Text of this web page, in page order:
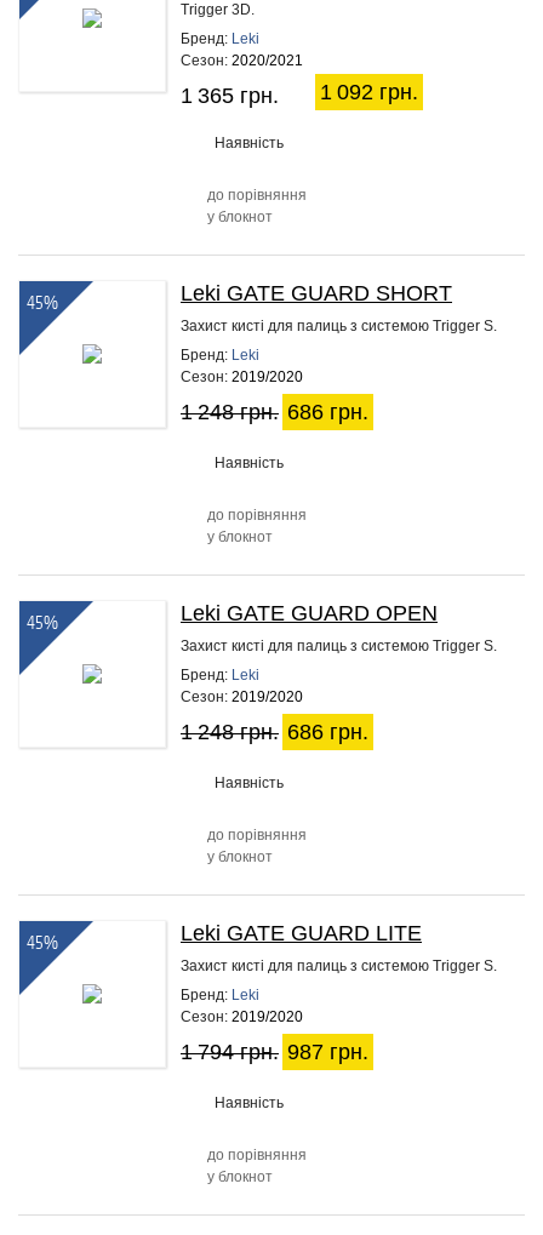
Trigger 3D.
Бренд: Leki
Сезон: 2020/2021
1 365 грн. 1 092 грн.
Наявність
до порівняння
у блокнот
45% Leki GATE GUARD SHORT
Захист кисті для палиць з системою Trigger S.
Бренд: Leki
Сезон: 2019/2020
1 248 грн. 686 грн.
Наявність
до порівняння
у блокнот
45% Leki GATE GUARD OPEN
Захист кисті для палиць з системою Trigger S.
Бренд: Leki
Сезон: 2019/2020
1 248 грн. 686 грн.
Наявність
до порівняння
у блокнот
45% Leki GATE GUARD LITE
Захист кисті для палиць з системою Trigger S.
Бренд: Leki
Сезон: 2019/2020
1 794 грн. 987 грн.
Наявність
до порівняння
у блокнот